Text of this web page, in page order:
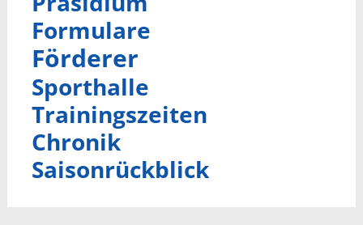
Formulare
Förderer
Sporthalle
Trainingszeiten
Chronik
Saisonrückblick